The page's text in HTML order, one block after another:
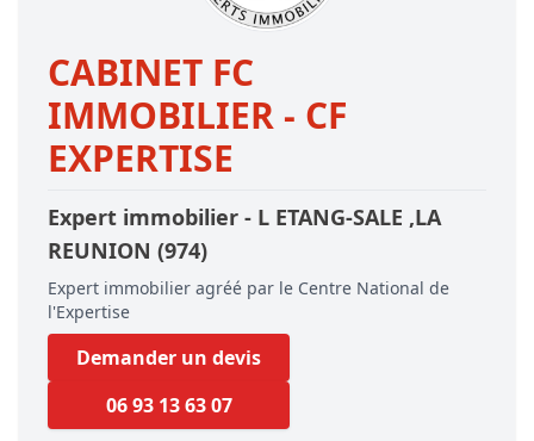
CABINET FC
IMMOBILIER - CF
EXPERTISE
Expert immobilier - L ETANG-SALE ,LA
REUNION (974)
Expert immobilier agréé par le Centre National de
l'Expertise
Demander un devis
06 93 13 63 07